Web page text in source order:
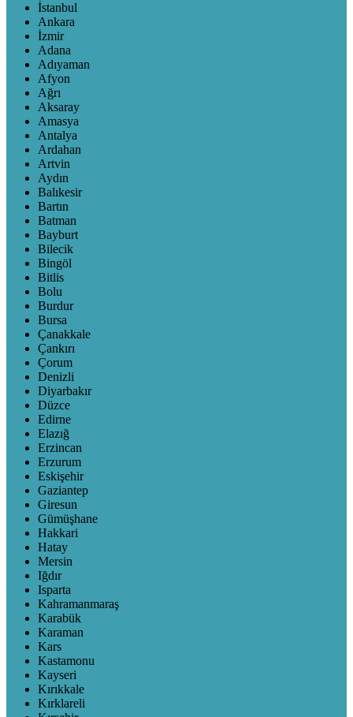
İstanbul
Ankara
İzmir
Adana
Adıyaman
Afyon
Ağrı
Aksaray
Amasya
Antalya
Ardahan
Artvin
Aydın
Balıkesir
Bartın
Batman
Bayburt
Bilecik
Bingöl
Bitlis
Bolu
Burdur
Bursa
Çanakkale
Çankırı
Çorum
Denizli
Diyarbakır
Düzce
Edirne
Elazığ
Erzincan
Erzurum
Eskişehir
Gaziantep
Giresun
Gümüşhane
Hakkari
Hatay
Mersin
Iğdır
Isparta
Kahramanmaraş
Karabük
Karaman
Kars
Kastamonu
Kayseri
Kırıkkale
Kırklareli